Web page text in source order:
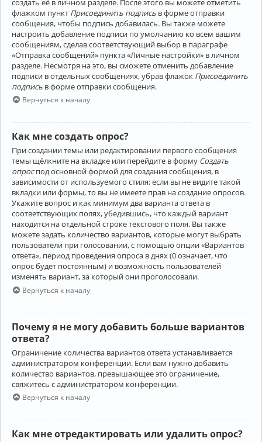
флажком пункт Присоединить подпись в форме отправки
сообщения, чтобы подпись добавилась. Вы также можете
настроить добавление подписи по умолчанию ко всем вашим
сообщениям, сделав соответствующий выбор в параграфе
«Отправка сообщений» пункта «Личные настройки» в личном
разделе. Несмотря на это, вы сможете отменить добавление
подписи в отдельных сообщениях, убрав флажок Присоединить
подпись в форме отправки сообщения.
Вернуться к началу
Как мне создать опрос?
При создании темы или редактировании первого сообщения
темы щёлкните на вкладке или перейдите в форму Создать
опроспод основной формой для создания сообщения, в
зависимости от используемого стиля; если вы не видите такой
вкладки или формы, то вы не имеете прав на создание опросов.
Укажите вопрос и как минимум два варианта ответа в
соответствующих полях, убедившись, что каждый вариант
находится на отдельной строке текстового поля. Вы также
можете задать количество вариантов, которые могут выбрать
пользователи при голосовании, с помощью опции «Вариантов
ответа», период проведения опроса в днях (0 означает, что
опрос будет постоянным) и возможность пользователей
изменять вариант, за который они проголосовали.
Вернуться к началу
Почему я не могу добавить больше вариантов
ответа?
Ограничение количества вариантов ответа устанавливается
администратором конференции. Если вам нужно добавить
количество вариантов, превышающее это ограничение,
свяжитесь с администратором конференции.
Вернуться к началу
Как мне отредактировать или удалить опрос?